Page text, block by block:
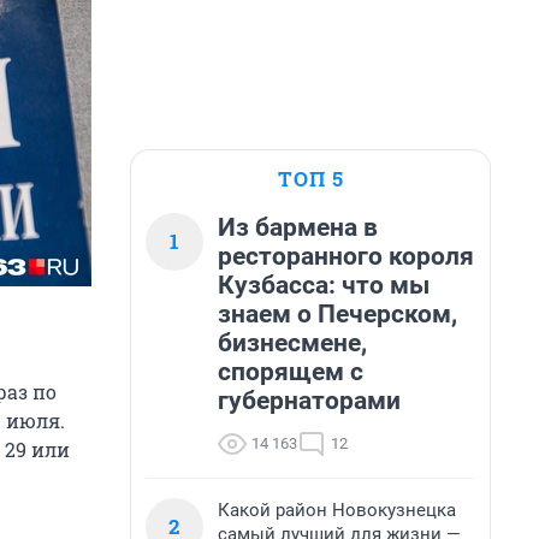
по
июля.
29 или
ТОП 5
1
Из бармена в
ресторанного короля
Кузбасса: что мы
знаем о Печерском,
бизнесмене,
спорящем с
губернаторами
14 163 12
2
Какой район Новокузнецка
самый лучший для жизни —